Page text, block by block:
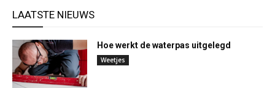
LAATSTE NIEUWS
Hoe werkt de waterpas uitgelegd
Weetjes